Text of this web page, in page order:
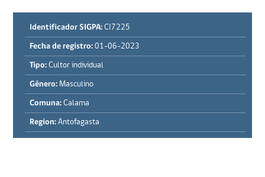
Identificador SIGPA: CI7225
Fecha de registro: 01-06-2023
Tipo: Cultor individual
Género: Masculino
Comuna: Calama
Region: Antofagasta